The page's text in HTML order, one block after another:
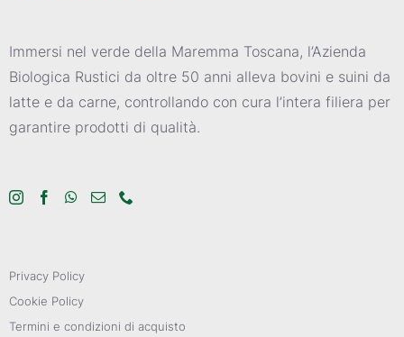
Immersi nel verde della Maremma Toscana, l’Azienda
Biologica Rustici da oltre 50 anni alleva bovini e suini da
latte e da carne, controllando con cura l’intera filiera per
garantire prodotti di qualità.
Privacy Policy
Cookie Policy
Termini e condizioni di acquisto